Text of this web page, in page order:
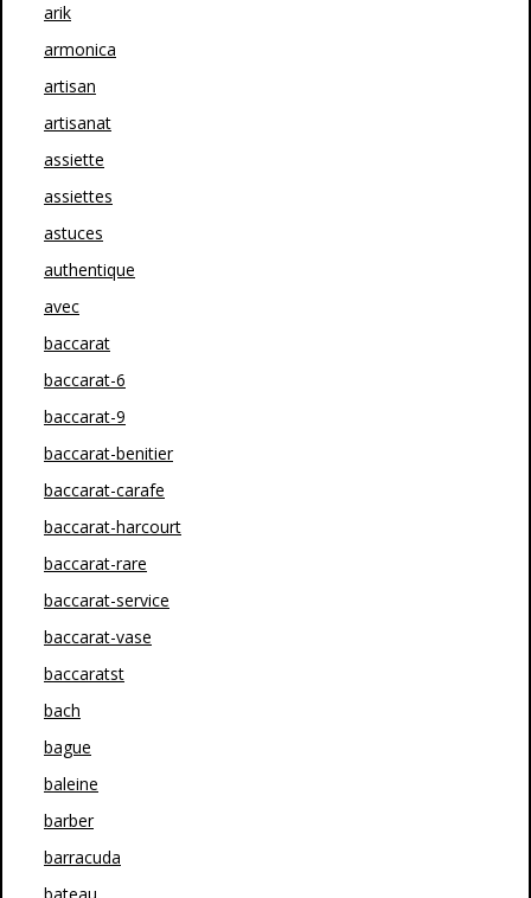
arik
armonica
artisan
artisanat
assiette
assiettes
astuces
authentique
avec
baccarat
baccarat-6
baccarat-9
baccarat-benitier
baccarat-carafe
baccarat-harcourt
baccarat-rare
baccarat-service
baccarat-vase
baccaratst
bach
bague
baleine
barber
barracuda